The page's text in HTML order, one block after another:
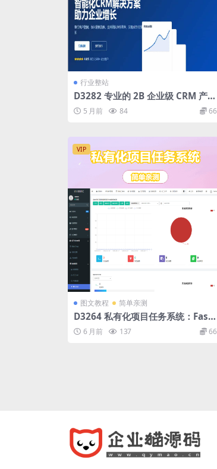
行业整站
D3282 专业的 2B 企业级 CRM 产品
宣传网站。网站采用蓝色主题
5 月前 84 66
VIP
图文教程 简单亲测
D3264 私有化项目任务系统：Fast
Admin 框架开发，覆盖项目 / 财务
/ 绩效全功能
6 月前 137 66